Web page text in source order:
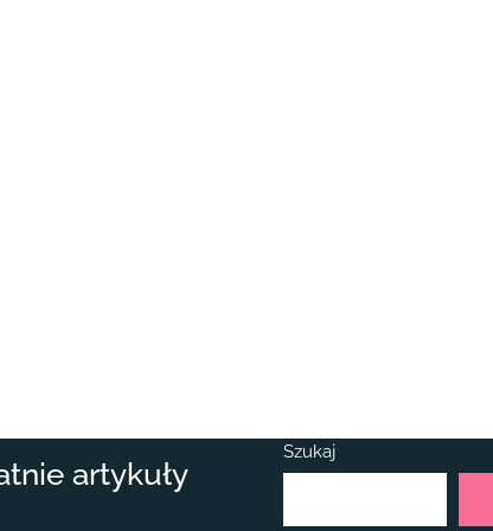
artykuły
Szukaj